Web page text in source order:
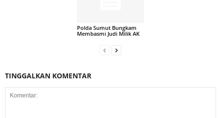
Polda Sumut Bungkam
Membasmi Judi Milik AK
TINGGALKAN KOMENTAR